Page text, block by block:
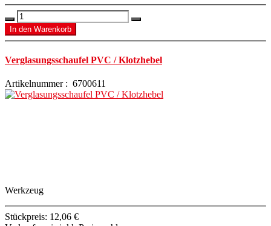
Verglasungsschaufel PVC / Klotzhebel
Artikelnummer : 6700611
Werkzeug
Stückpreis: 12,06 €